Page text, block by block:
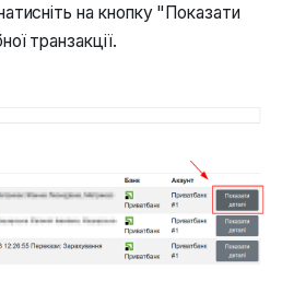
на кнопку "Показати
транзакції.